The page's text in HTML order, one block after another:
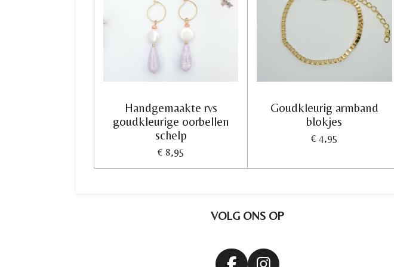
Handgemaakte rvs
goudkleurige oorbellen
schelp
€ 8,95
Goudkleurig armband
blokjes
€ 4,95
VOLG ONS OP